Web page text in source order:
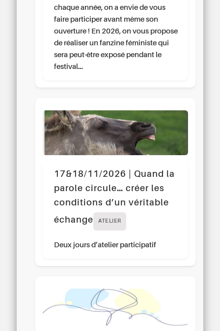
chaque année, on a envie de vous
faire participer avant même son
ouverture ! En 2026, on vous propose
de réaliser un fanzine féministe qui
sera peut-être exposé pendant le
festival…
17&18/11/2026 | Quand la
parole circule… créer les
conditions d’un véritable
échange
ATELIER
Deux jours d’atelier participatif